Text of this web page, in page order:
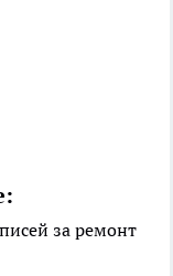
за ремонт